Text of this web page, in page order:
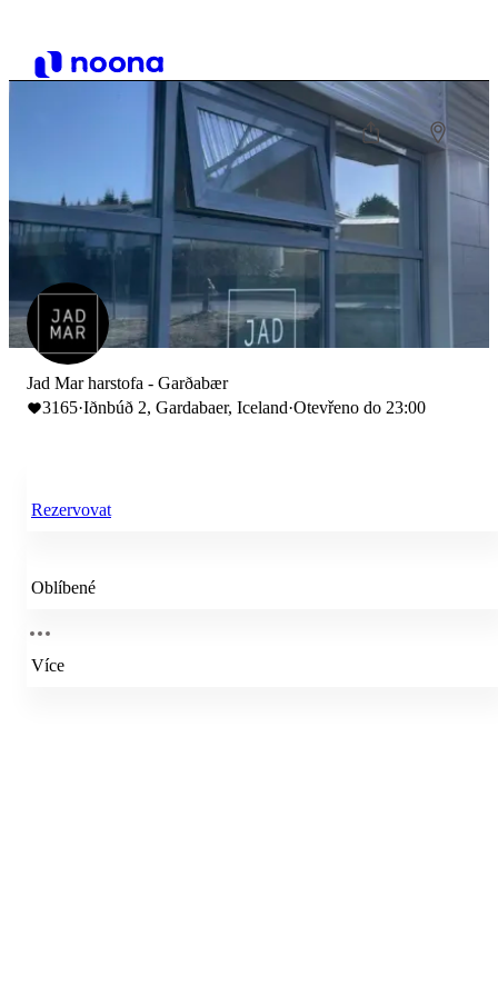
Jad Mar harstofa - Garðabær
3165·Iðnbúð 2, Gardabaer, Iceland·Otevřeno do 23:00
Rezervovat
Oblíbené
Více